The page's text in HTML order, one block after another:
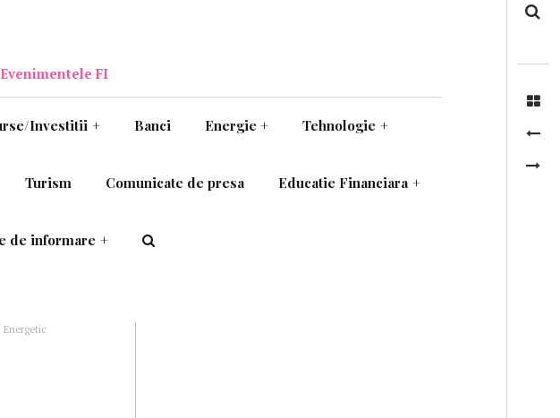
Evenimentele FI
Investitii + Banci Energie + Tehnologie +
Turism Comunicate de presa Educatie Financiara +
de informare +
Energetic